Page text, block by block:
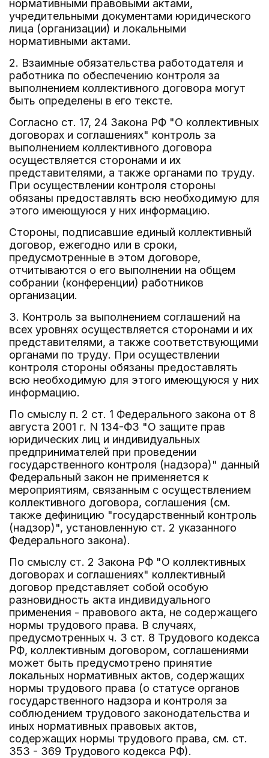
нормативными правовыми актами,
учредительными документами юридического
лица (организации) и локальными
нормативными актами.
2. Взаимные обязательства работодателя и
работника по обеспечению контроля за
выполнением коллективного договора могут
быть определены в его тексте.
Согласно ст. 17, 24 Закона РФ "О коллективных
договорах и соглашениях" контроль за
выполнением коллективного договора
осуществляется сторонами и их
представителями, а также органами по труду.
При осуществлении контроля стороны
обязаны предоставлять всю необходимую для
этого имеющуюся у них информацию.
Стороны, подписавшие единый коллективный
договор, ежегодно или в сроки,
предусмотренные в этом договоре,
отчитываются о его выполнении на общем
собрании (конференции) работников
организации.
3. Контроль за выполнением соглашений на
всех уровнях осуществляется сторонами и их
представителями, а также соответствующими
органами по труду. При осуществлении
контроля стороны обязаны предоставлять
всю необходимую для этого имеющуюся у них
информацию.
По смыслу п. 2 ст. 1 Федерального закона от 8
августа 2001 г. N 134-ФЗ "О защите прав
юридических лиц и индивидуальных
предпринимателей при проведении
государственного контроля (надзора)" данный
Федеральный закон не применяется к
мероприятиям, связанным с осуществлением
коллективного договора, соглашения (см.
также дефиницию "государственный контроль
(надзор)", установленную ст. 2 указанного
Федерального закона).
По смыслу ст. 2 Закона РФ "О коллективных
договорах и соглашениях" коллективный
договор представляет собой особую
разновидность акта индивидуального
применения - правового акта, не содержащего
нормы трудового права. В случаях,
предусмотренных ч. 3 ст. 8 Трудового кодекса
РФ, коллективным договором, соглашениями
может быть предусмотрено принятие
локальных нормативных актов, содержащих
нормы трудового права (о статусе органов
государственного надзора и контроля за
соблюдением трудового законодательства и
иных нормативных правовых актов,
содержащих нормы трудового права, см. ст.
353 - 369 Трудового кодекса РФ).